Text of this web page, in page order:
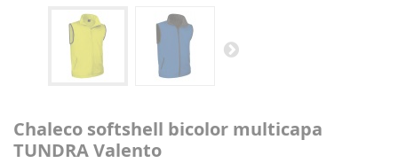
Chaleco softshell bicolor multicapa
TUNDRA Valento